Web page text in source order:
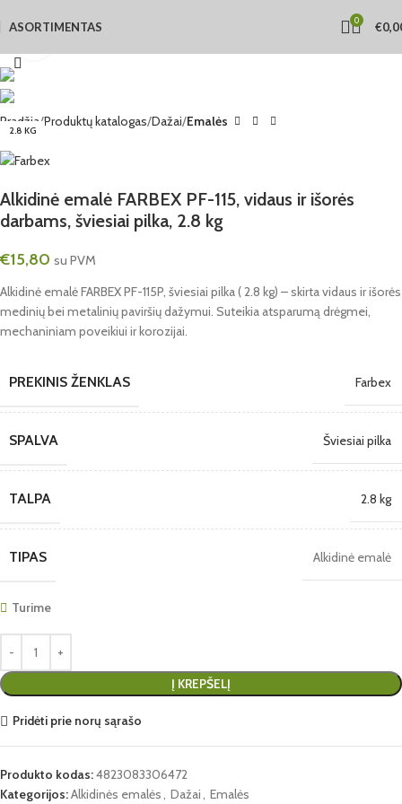
ASORTIMENTAS 0 €
2.8 KG
Pradžia Produktų katalogas Dažai Emalės
Alkidinė emalė FARBEX PF-115, vidaus ir išorės
darbams, šviesiai pilka, 2.8 kg
€15,80 su PVM
Alkidinė emalė FARBEX PF-115P, šviesiai pilka ( 2.8 kg) – skirta vidaus ir išorės
medinių bei metalinių paviršių dažymui. Suteikia atsparumą drėgmei,
mechaniniam poveikiui ir korozijai.
PREKINIS ŽENKLAS Farbex
SPALVA Šviesiai pilka
TALPA 2.8 kg
TIPAS Alkidinė emalė
Turime
Į KREPŠELĮ
Pridėti prie norų sąrašo
Produkto kodas:4823083306472
Kategorijos:Alkidinės emalės Dažai
Emalės